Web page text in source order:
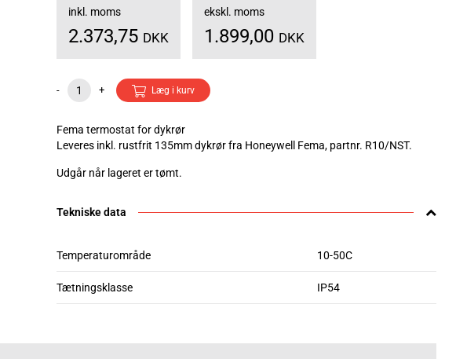
inkl. moms
2.373,75 DKK
ekskl. moms
1.899,00 DKK
- + Læg i kurv
Fema termostat for dykrør
Leveres inkl. rustfrit 135mm dykrør fra Honeywell Fema, partnr. R10/NST.
Udgår når lageret er tømt.
Tekniske data
Temperaturområde 10-50C
Tætningsklasse IP54